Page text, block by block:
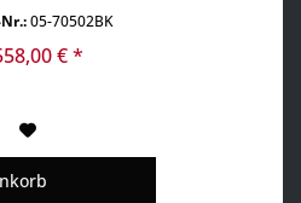
Glas • aufklappbare
• inkl. GN-Behälter
05-70502BK
€ *